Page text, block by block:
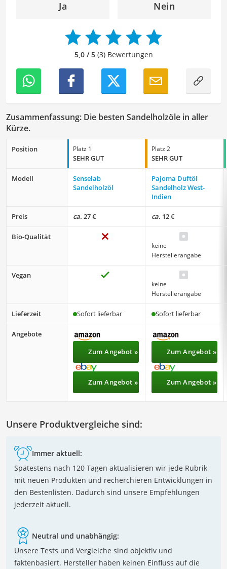
umfassen Produktvergleiche, Tipps, Trends und
Empfehlungen, um Lesern dabei zu helfen, die besten
Produkte für ihre Bedürfnisse zu finden sowie sowohl ihre
Schönheits- als auch Pflegeroutine zu optimieren.
Der Sandelholzöl-Vergleich ist aus unserer Sicht
undNaturkosmetik-Liebhaber
Ja Nein
5,0 / 5(3) Bewertungen
Zusammenfassung: Die besten Sandelholzöle in aller
Kürze.
Position Platz 1
SEHR GUT
Platz 2
SEHR GUT
Modell
Senselab
Sandelholzöl
Pajoma Duftöl
Sandelholz West-
Indien
Preis ca. 27 € ca. 12 €
Bio-Qualität
keine
Herstellerangabe
Vegan
keine
Herstellerangabe
Lieferzeit Sofort lieferbar Sofort lieferbar
Angebote
Zum Angebot »
Zum Angebot »
Zum Angebot »
Zum Angebot »
Unsere Produktvergleiche sind:
Immer aktuell:
Spätestens nach 120 Tagen aktualisieren wir jede Rubrik
mit neuen Produkten und recherchieren Entwicklungen in
den Bestenlisten. Dadurch sind unsere Empfehlungen
jederzeit aktuell.
Neutral und unabhängig:
Unsere Tests und Vergleiche sind objektiv und
faktenbasiert. Hersteller haben keinen Einfluss auf die